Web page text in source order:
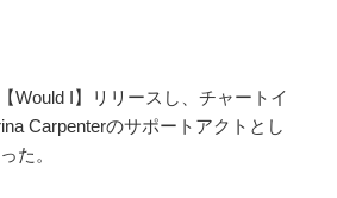
Would I】リリースし、チャートイ
Carpenterのサポートアクトとし
た。